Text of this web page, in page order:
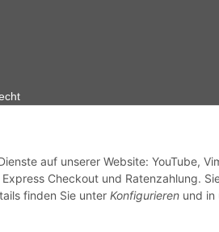
auf unserer Website: YouTube,
Checkout und Ratenzahlung.
finden Sie unter Konfigurieren und in
Artikel können beispielhaft sein und